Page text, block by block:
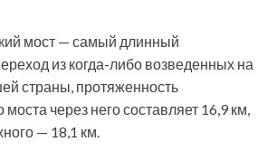
мост — самый длинный
из когда-либо возведенных на
страны, протяженность
через него составляет 16,9 км,
— 18,1 км.